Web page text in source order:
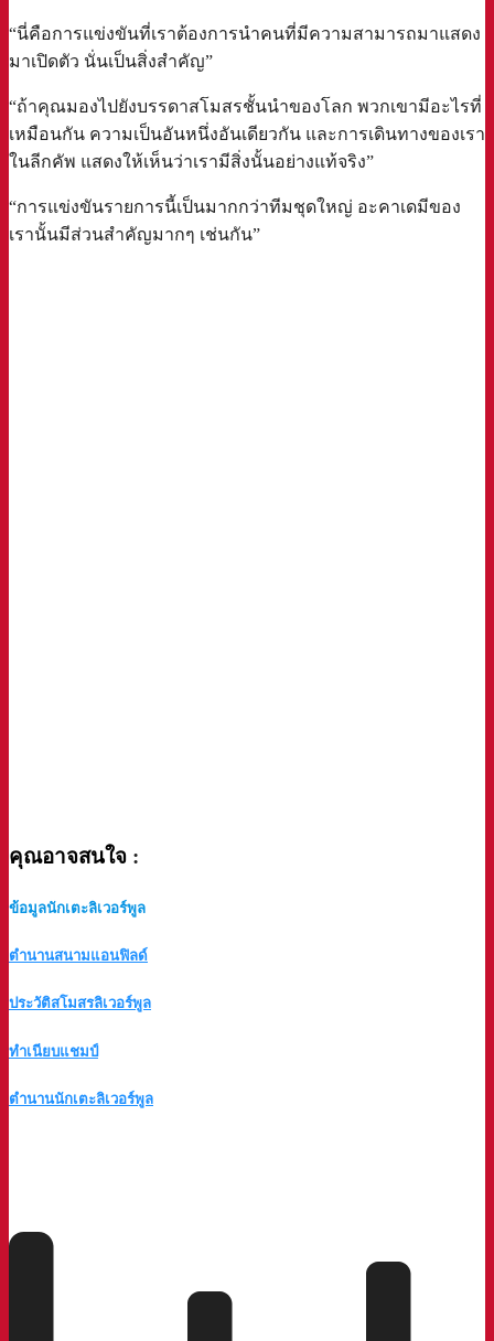
“นี่คือการแข่งขันที่เราต้องการนำคนที่มีความสามารถมาแสดง
มาเปิดตัว นั่นเป็นสิ่งสำคัญ”
“ถ้าคุณมองไปยังบรรดาสโมสรชั้นนำของโลก พวกเขามีอะไรที่
เหมือนกัน ความเป็นอันหนึ่งอันเดียวกัน และการเดินทางของเรา
ในลีกคัพ แสดงให้เห็นว่าเรามีสิ่งนั้นอย่างแท้จริง”
“การแข่งขันรายการนี้เป็นมากกว่าทีมชุดใหญ่ อะคาเดมีของ
เรานั้นมีส่วนสำคัญมากๆ เช่นกัน”
คุณอาจสนใจ :
ข้อมูลนักเตะลิเวอร์พูล
ตำนานสนามแอนฟิลด์
ประวัติสโมสรลิเวอร์พูล
ทำเนียบแชมป์
ตำนานนักเตะลิเวอร์พูล